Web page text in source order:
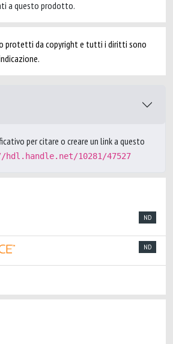
a questo prodotto.
protetti da copyright e tutti i diritti sono
per citare o creare un link a questo
10281/47527
ND
ND